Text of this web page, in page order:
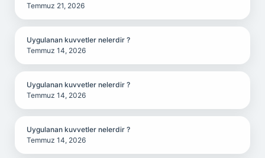
Temmuz 21, 2026
Uygulanan kuvvetler nelerdir ?
Temmuz 14, 2026
Uygulanan kuvvetler nelerdir ?
Temmuz 14, 2026
Uygulanan kuvvetler nelerdir ?
Temmuz 14, 2026